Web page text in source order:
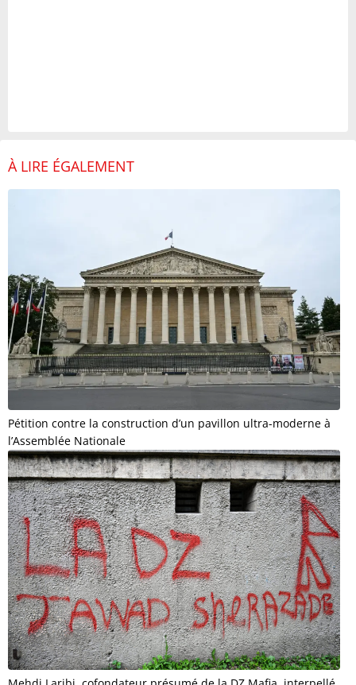
À LIRE ÉGALEMENT
Pétition contre la construction d’un pavillon ultra-moderne à
l’Assemblée Nationale